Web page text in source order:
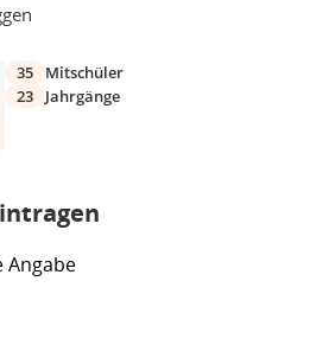
35
Mitschüler
23
Jahrgänge
Angabe